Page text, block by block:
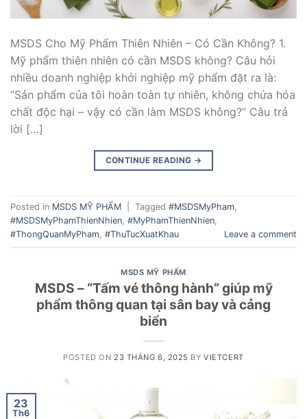
MSDS Cho Mỹ Phẩm Thiên Nhiên – Có Cần Không? 1.
Mỹ phẩm thiên nhiên có cần MSDS không? Câu hỏi
nhiều doanh nghiệp khởi nghiệp mỹ phẩm đặt ra là:
“Sản phẩm của tôi hoàn toàn tự nhiên, không chứa hóa
chất độc hại – vậy có cần làm MSDS không?” Câu trả
lời […]
CONTINUE READING →
Posted in MSDS MỸ PHẨM Tagged #MSDSMyPham,
#MSDSMyPhamThienNhien, #MyPhamThienNhien,
#ThongQuanMyPham, #ThuTucXuatKhau Leave a comment
MSDS MỸ PHẨM
MSDS – “Tấm vé thông hành” giúp mỹ
phẩm thông quan tại sân bay và cảng
biển
POSTED ON 23 THÁNG 6, 2025 BYVIETCERT
23
Th6